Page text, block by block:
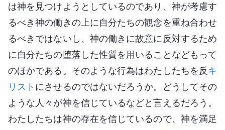
は神を見つけようとしているのであり、神が考慮す
るべき神の働きの上に自分たちの観念を重ね合わせ
るべきではないし、神の働きに故意に反対するため
に自分たちの堕落した性質を用いることなどもって
のほかである。そのような行為はわたしたちを反キ
リスト にさせるのではないだろうか。どうしてその
ような人々が神を信じているなどと言えるだろう。
わたしたちは神の存在を信じているので、神を満足